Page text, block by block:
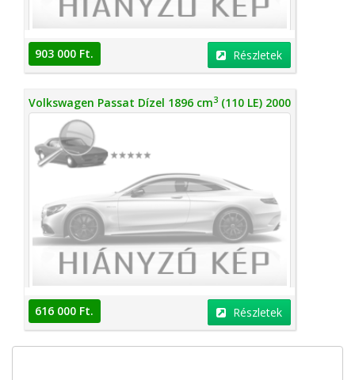
903 000 Ft. Részletek
Volkswagen Passat Dízel 1896 cm3 (110 LE) 2000
616 000 Ft. Részletek